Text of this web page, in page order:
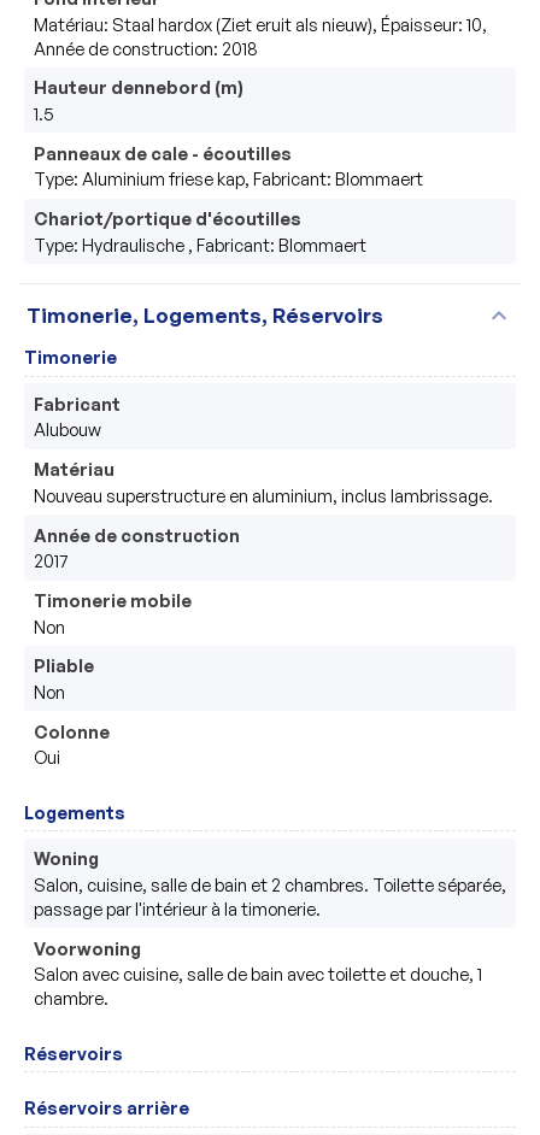
Matériau: Staal hardox (Ziet eruit als nieuw), Épaisseur: 10,
Année de construction: 2018
Hauteur dennebord (m)
1.5
Panneaux de cale - écoutilles
Type: Aluminium friese kap, Fabricant: Blommaert
Chariot/portique d'écoutilles
Type: Hydraulische , Fabricant: Blommaert
Timonerie, Logements, Réservoirs expand_more
Timonerie
Fabricant
Alubouw
Matériau
Nouveau superstructure en aluminium, inclus lambrissage.
Année de construction
2017
Timonerie mobile
Non
Pliable
Non
Colonne
Oui
Logements
Woning
Salon, cuisine, salle de bain et 2 chambres. Toilette séparée,
passage par l'intérieur à la timonerie.
Voorwoning
Salon avec cuisine, salle de bain avec toilette et douche, 1
chambre.
Réservoirs
Réservoirs arrière